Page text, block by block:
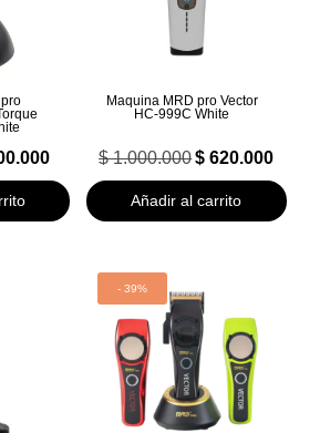
actual
$ 400.000.
Maquina MRD pro Vector
HC‑999C White
$1.000.000 El
precio
original
era:
$ 620.000
actual
es:
$ 620.000.
Añadir al carrito
- 39%